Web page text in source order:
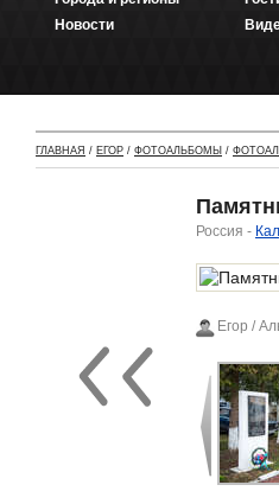
Новости
ГЛАВНАЯ / ЕГОР / ФОТОАЛЬБОМЫ /
Россия -
Егор /